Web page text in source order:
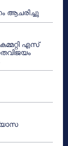
ആചരിച്ചു
എസ്